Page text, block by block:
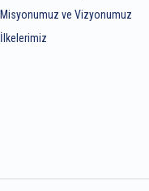
Misyonumuz ve Vizyonumuz
İlkelerimiz